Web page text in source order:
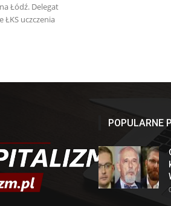
Łódź. Delegat
ŁKS uczczenia
POPULARNE